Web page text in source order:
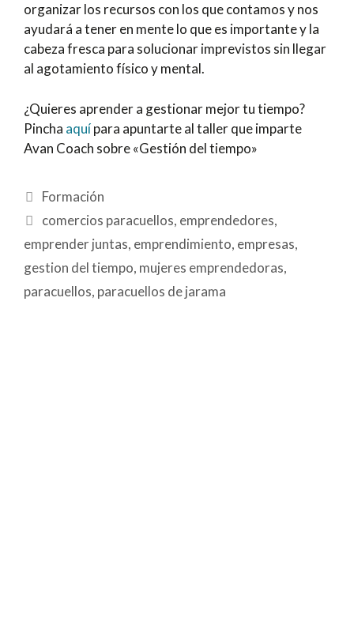
organizar los recursos con los que contamos y nos
ayudará a tener en mente lo que es importante y la
cabeza fresca para solucionar imprevistos sin llegar
al agotamiento físico y mental.
¿Quieres aprender a gestionar mejor tu tiempo?
Pincha aquípara apuntarte al taller que imparte
Avan Coach sobre «Gestión del tiempo»
Formación
comercios paracuellos, emprendedores,
emprender juntas, emprendimiento, empresas,
gestion del tiempo, mujeres emprendedoras,
paracuellos, paracuellos de jarama